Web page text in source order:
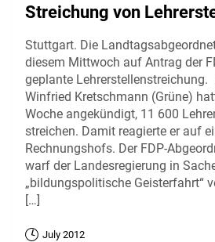
Streichung von
Stuttgart. Die
diesem Mittwoch auf Antrag der
geplante
Winfried Kretschmann (Grüne)
Woche angekündigt, 11 600
streichen. Damit reagierte er auf
Rechnungshofs. Der FDP-
warf der Landesregierung in
„bildungspolitische Geisterfahrt“
[…]
July 2012